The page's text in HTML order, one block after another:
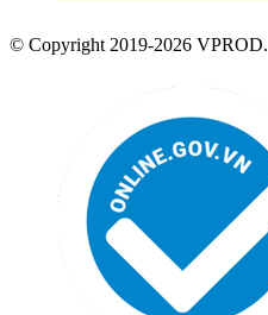
© Copyright 2019-2026 VPROD.